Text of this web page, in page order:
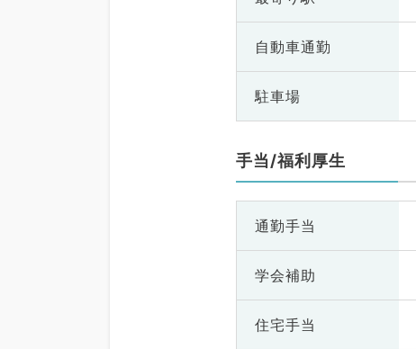
自動車通勤
駐車場
手当/福利厚生
通勤手当
学会補助
住宅手当